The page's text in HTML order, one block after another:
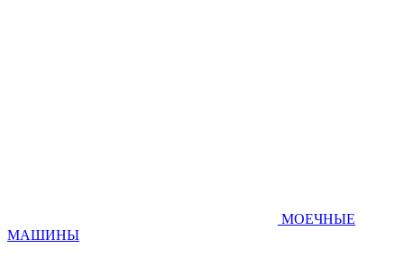
МОЕЧНЫЕ
МАШИНЫ